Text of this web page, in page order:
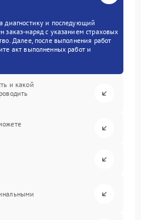
диагностику и последующий
заказ-наряд с указанием страховых
Далее, после выполнения работ
акт выполненных работ и
и какой